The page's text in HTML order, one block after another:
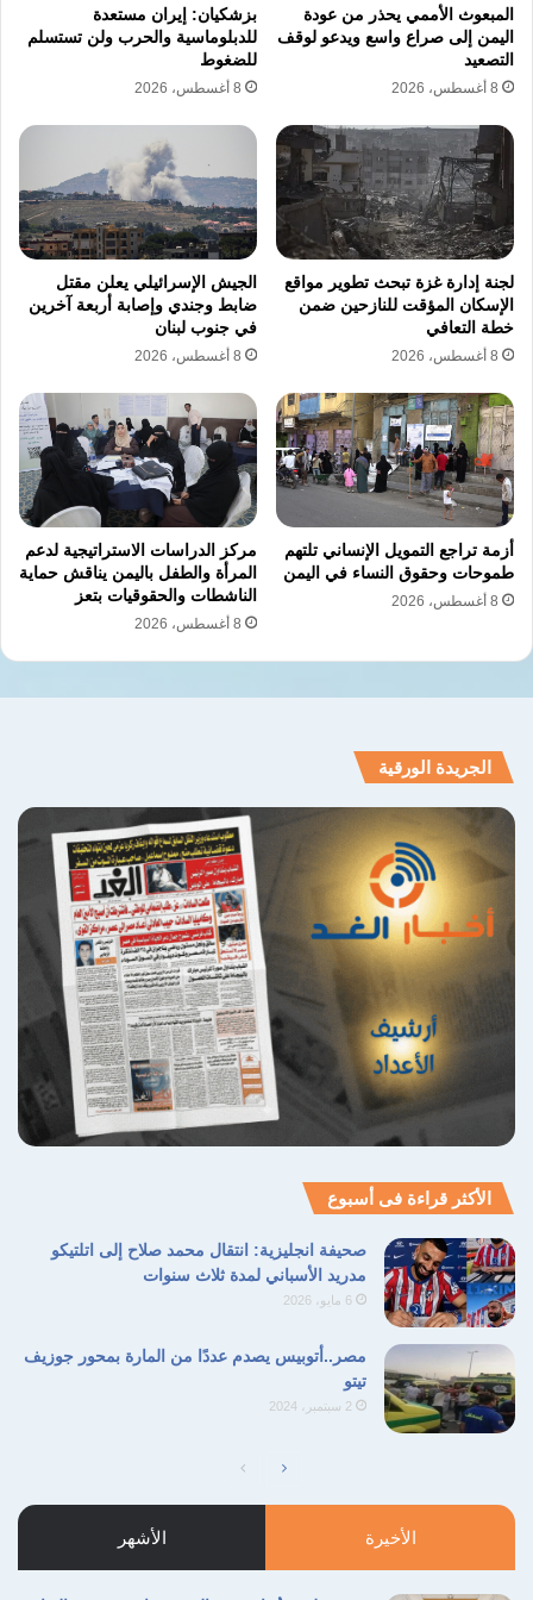
والتشغيل، بما يضمن إنتاج الكهرباء النظيفة بصورة
آمنة ومأمونة في مختلف الظروف.
توتر إقليمي متصاعد
ويأتي الحادث في ظل تصاعد التوترات الإقليمية
المرتبطة بالحرب بين إيران وكل من الولايات
المتحدة وإسرائيل،
وما تبعها من هجمات صاروخية
وبالطائرات المسيّرة استهدفت عددًا من دول
الخليج.
وكانت الإمارات ودول عربية أخرى قد أعلنت
تعرضها لهجمات في إطار رد طهران العسكري
على الهجمات التي تعرضت لها، فيما قالت إيران
إنها استهدفت قواعد ومصالح أمريكية في المنطقة،
بينما أكدت دول خليجية أن بعض الهجمات أصابت
أهدافًا مدنية وأوقعت قتلى وجرحى.
ورغم بدء سريان الهدنة في 8 أبريل الماضي،
ومسيّرات، قالت إنها أُطلقت من إيران، بينما نفت
طهران مسؤوليتها عن تلك الهجمات.
نسخ الرابط
المبعوث الأممي يحذر من عودة
اليمن إلى صراع واسع ويدعو لوقف
التصعيد
8 أغسطس، 2026
بزشكيان: إيران مستعدة
للدبلوماسية والحرب ولن تستسلم
للضغوط
8 أغسطس، 2026
لجنة إدارة غزة تبحث تطوير مواقع
الإسكان المؤقت للنازحين ضمن
خطة التعافي
8 أغسطس، 2026
الجيش الإسرائيلي يعلن مقتل
ضابط وجندي وإصابة أربعة آخرين
في جنوب لبنان
8 أغسطس، 2026
أزمة تراجع التمويل الإنساني تلتهم
طموحات وحقوق النساء في اليمن
8 أغسطس، 2026
مركز الدراسات الاستراتيجية لدعم
المرأة والطفل باليمن يناقش حماية
الناشطات والحقوقيات بتعز
8 أغسطس، 2026
الجريدة الورقية
الأكثر قراءة فى أسبوع
صحيفة انجليزية: انتقال محمد صلاح إلى اتلتيكو
مدريد الأسباني لمدة ثلاث سنوات
6 مايو، 2026
مصر..أتوبيس يصدم عددًا من المارة بمحور جوزيف
تيتو
2 سبتمبر، 2024
الصفحة
السابقة
الصفحة
التالية
الأخيرة الأشهر